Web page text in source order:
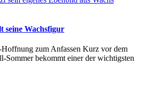
seine Wachsfigur
zum Anfassen Kurz vor dem
Sommer bekommt einer der wichtigsten